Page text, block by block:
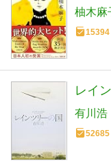
柚木麻
15394
レイ
有川浩
52685